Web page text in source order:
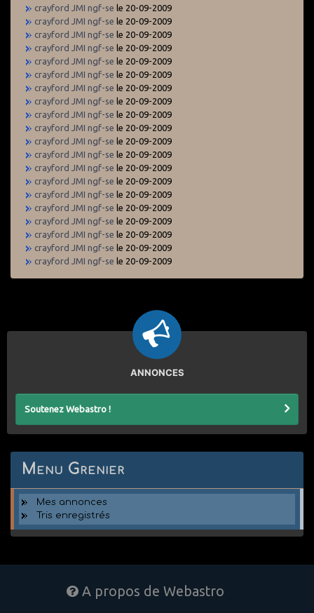
crayford JMI ngf-se le 20-09-2009
crayford JMI ngf-se le 20-09-2009
crayford JMI ngf-se le 20-09-2009
crayford JMI ngf-se le 20-09-2009
crayford JMI ngf-se le 20-09-2009
crayford JMI ngf-se le 20-09-2009
crayford JMI ngf-se le 20-09-2009
crayford JMI ngf-se le 20-09-2009
crayford JMI ngf-se le 20-09-2009
crayford JMI ngf-se le 20-09-2009
crayford JMI ngf-se le 20-09-2009
crayford JMI ngf-se le 20-09-2009
crayford JMI ngf-se le 20-09-2009
crayford JMI ngf-se le 20-09-2009
crayford JMI ngf-se le 20-09-2009
crayford JMI ngf-se le 20-09-2009
crayford JMI ngf-se le 20-09-2009
crayford JMI ngf-se le 20-09-2009
crayford JMI ngf-se le 20-09-2009
crayford JMI ngf-se le 20-09-2009
ANNONCES
Soutenez Webastro !
Menu Grenier
Mes annonces
Tris enregistrés
A propos de Webastro